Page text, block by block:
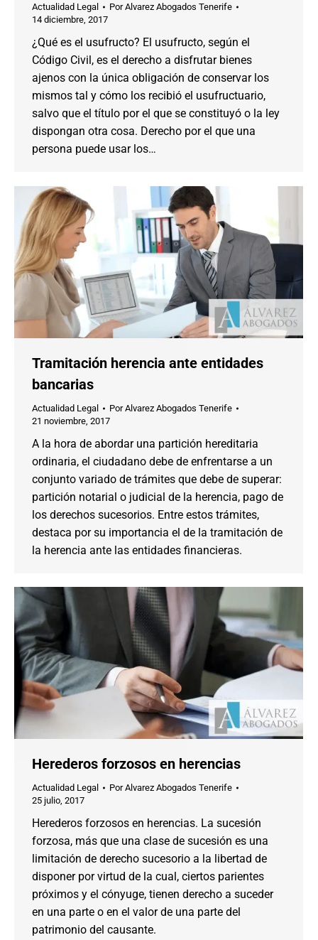
Actualidad Legal PorAlvarez Abogados Tenerife
14 diciembre, 2017
¿Qué es el usufructo? El usufructo, según el
Código Civil, es el derecho a disfrutar bienes
ajenos con la única obligación de conservar los
mismos tal y cómo los recibió el usufructuario,
salvo que el título por el que se constituyó o la ley
dispongan otra cosa. Derecho por el que una
persona puede usar los…
Tramitación herencia ante entidades
bancarias
Actualidad Legal PorAlvarez Abogados Tenerife
21 noviembre, 2017
A la hora de abordar una partición hereditaria
ordinaria, el ciudadano debe de enfrentarse a un
conjunto variado de trámites que debe de superar:
partición notarial o judicial de la herencia, pago de
los derechos sucesorios. Entre estos trámites,
destaca por su importancia el de la tramitación de
la herencia ante las entidades financieras.
Herederos forzosos en herencias
Actualidad Legal PorAlvarez Abogados Tenerife
25 julio, 2017
Herederos forzosos en herencias. La sucesión
forzosa, más que una clase de sucesión es una
limitación de derecho sucesorio a la libertad de
disponer por virtud de la cual, ciertos parientes
próximos y el cónyuge, tienen derecho a suceder
en una parte o en el valor de una parte del
patrimonio del causante.